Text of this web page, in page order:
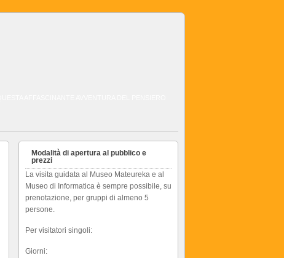
Modalità di apertura al pubblico e
prezzi
La visita guidata al Museo Mateureka e al
Museo di Informatica è sempre possibile, su
prenotazione, per gruppi di almeno 5
persone.
Per visitatori singoli:
Giorni: